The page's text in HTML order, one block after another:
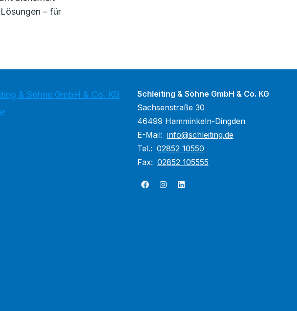
– für
& Söhne GmbH & Co. KG
Schleiting & Söhne GmbH & Co. KG
Sachsenstraße 30
46499 Hamminkeln-Dingden
E-Mail: info@schleiting.de
Tel.: 02852 10550
Fax: 02852 105555